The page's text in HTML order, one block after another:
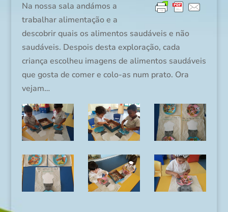
Na nossa sala andámos a
trabalhar alimentação e a
descobrir quais os alimentos saudáveis e não
saudáveis. Despois desta exploração, cada
criança escolheu imagens de alimentos saudáveis
que gosta de comer e colo-as num prato. Ora
vejam…